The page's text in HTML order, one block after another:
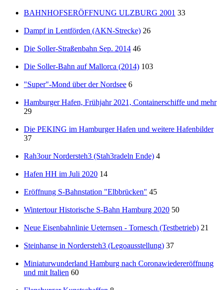
BAHNHOFSERÖFFNUNG ULZBURG 2001 33
Dampf in Lentförden (AKN-Strecke) 26
Die Soller-Straßenbahn Sep. 2014 46
Die Soller-Bahn auf Mallorca (2014) 103
"Super"-Mond über der Nordsee 6
Hamburger Hafen, Frühjahr 2021, Containerschiffe und mehr
29
Die PEKING im Hamburger Hafen und weitere Hafenbilder
37
Rah3our Nordersteh3 (Stah3radeln Ende) 4
Hafen HH im Juli 2020 14
Eröffnung S-Bahnstation "Elbbrücken" 45
Wintertour Historische S-Bahn Hamburg 2020 50
Neue Eisenbahnlinie Ueternsen - Tornesch (Testbetrieb) 21
Steinhanse in Nordersteh3 (Legoausstellung) 37
Miniaturwunderland Hamburg nach Coronawiedereröffnung
und mit Italien 60